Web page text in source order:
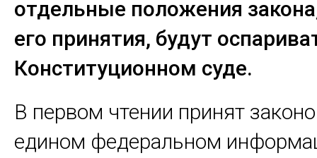
отдельные положения
его принятия, будут
Конституционном суде.
В первом чтении принят
едином федеральном